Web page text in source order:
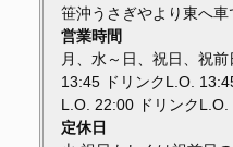
笹沖うさぎやより東へ車
営業時間
月、水～日、祝日、祝
13:45 ドリンクL.O.
L.O. 22:00 ドリンクL.O.
定休日